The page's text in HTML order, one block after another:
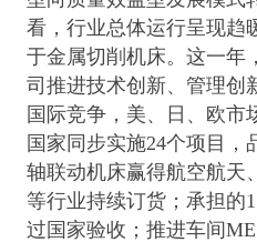
看，行业总体运行呈现趋
于金属切削机床。这一年
司推进技术创新、管理创
国际竞争，美、日、欧市
国家同步实施24个项目，
轴联动机床赢得航空航天
等行业持续订货；承担的
过国家验收；推进车间